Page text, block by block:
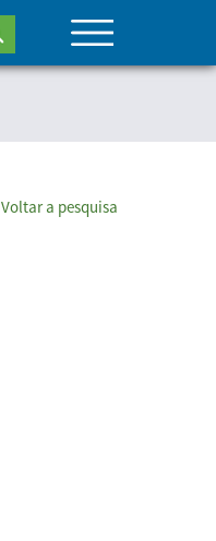
Voltar a pesquisa